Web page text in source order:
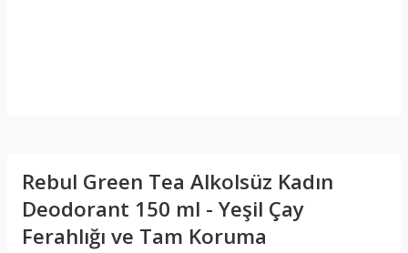
Rebul Green Tea Alkolsüz Kadın
Deodorant 150 ml - Yeşil Çay
Ferahlığı ve Tam Koruma